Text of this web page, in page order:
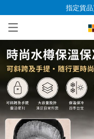
指定貨
已加入購物車